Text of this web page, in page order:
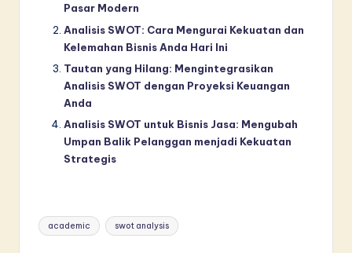
Pasar Modern
Analisis SWOT: Cara Mengurai Kekuatan dan
Kelemahan Bisnis Anda Hari Ini
Tautan yang Hilang: Mengintegrasikan
Analisis SWOT dengan Proyeksi Keuangan
Anda
Analisis SWOT untuk Bisnis Jasa: Mengubah
Umpan Balik Pelanggan menjadi Kekuatan
Strategis
Tags:
academic swot analysis